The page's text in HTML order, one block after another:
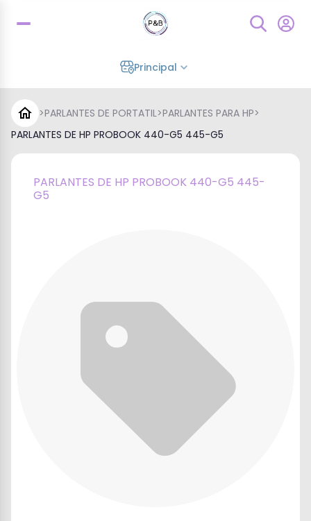
Principal
>PARLANTES DE PORTATIL>PARLANTES PARA HP>
PARLANTES DE HP PROBOOK 440-G5 445-G5
PARLANTES DE HP PROBOOK 440-G5 445-
G5